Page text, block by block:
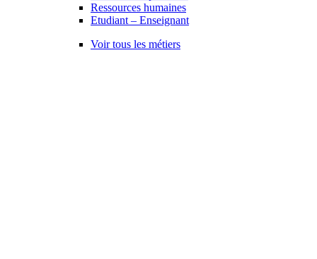
Ressources humaines
Etudiant – Enseignant
Voir tous les métiers